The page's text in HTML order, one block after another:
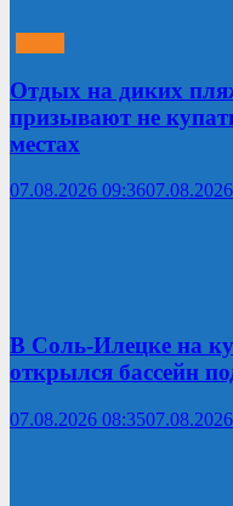
Отдых на диких
призывают не
местах
07.08.2026 09:36
В Соль-Илецке на
открылся бассейн
07.08.2026 08:35